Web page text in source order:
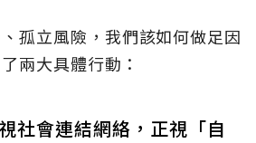
孤立風險，我們該如何做足因
兩大具體行動：
社會連結網絡，正視「自